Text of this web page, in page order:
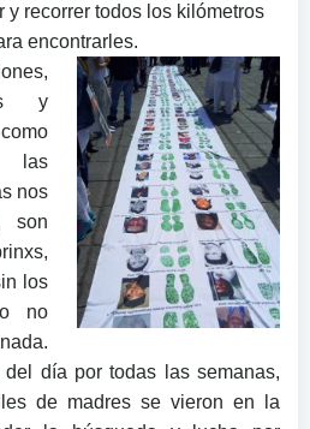
y recorrer todos los kilómetros
encontrarles.
y
las
nos
son
los
no
día por todas las semanas,
de madres se vieron en la